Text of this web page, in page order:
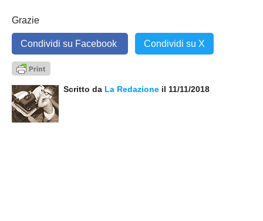
Grazie
Condividi su Facebook Condividi su X
Scritto da La Redazione il 11/11/2018